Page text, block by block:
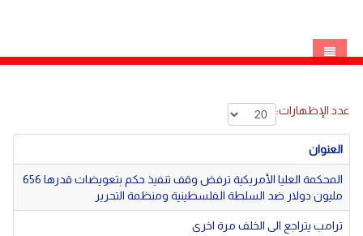
عدد الإظهارات:
العنوان
المحكمة العليا الأمريكية ترفض وقف تنفيذ حكم بتعويضات قدرها 656
مليون دولار ضد السلطة الفلسطينية ومنظمة التحرير
ترامب يتراجع الى الخلف مرة اخرى
محلي
فلسطين
مصر
دولي